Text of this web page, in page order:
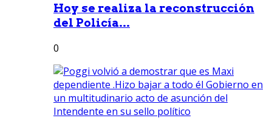
Hoy se realiza la reconstrucción
del Policía...
0